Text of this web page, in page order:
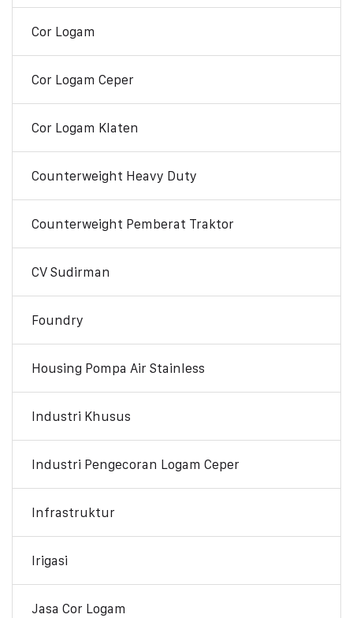
Cor Logam
Cor Logam Ceper
Cor Logam Klaten
Counterweight Heavy Duty
Counterweight Pemberat Traktor
CV Sudirman
Foundry
Housing Pompa Air Stainless
Industri Khusus
Industri Pengecoran Logam Ceper
Infrastruktur
Irigasi
Jasa Cor Logam